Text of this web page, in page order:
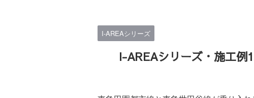
I-AREAシリーズ
I-AREAシリーズ・施工例